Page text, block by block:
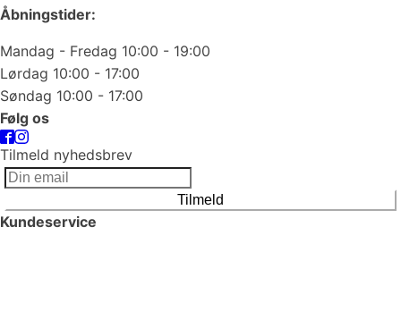
Åbningstider:
Mandag - Fredag 10:00 - 19:00
Lørdag 10:00 - 17:00
Søndag 10:00 - 17:00
Følg os
Tilmeld nyhedsbrev
Tilmeld
Kundeservice